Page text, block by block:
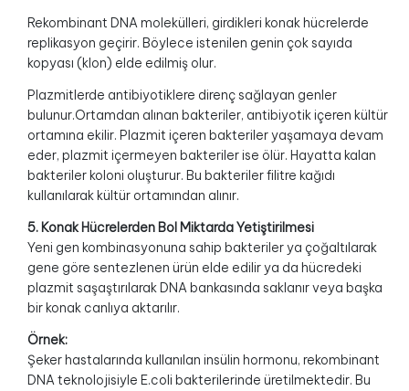
Rekombinant DNA molekülleri, girdikleri konak hücrelerde
replikasyon geçirir. Böylece istenilen genin çok sayıda
kopyası (klon) elde edilmiş olur.
Plazmitlerde antibiyotiklere direnç sağlayan genler
bulunur.Ortamdan alınan bakteriler, antibiyotik içeren kültür
ortamına ekilir. Plazmit içeren bakteriler yaşamaya devam
eder, plazmit içermeyen bakteriler ise ölür. Hayatta kalan
bakteriler koloni oluşturur. Bu bakteriler filitre kağıdı
kullanılarak kültür ortamından alınır.
5. Konak Hücrelerden Bol Miktarda Yetiştirilmesi
Yeni gen kombinasyonuna sahip bakteriler ya çoğaltılarak
gene göre sentezlenen ürün elde edilir ya da hücredeki
plazmit saşaştırılarak DNA bankasında saklanır veya başka
bir konak canlıya aktarılır.
Örnek:
Şeker hastalarında kullanılan insülin hormonu, rekombinant
DNA teknolojisiyle E.coli bakterilerinde üretilmektedir. Bu